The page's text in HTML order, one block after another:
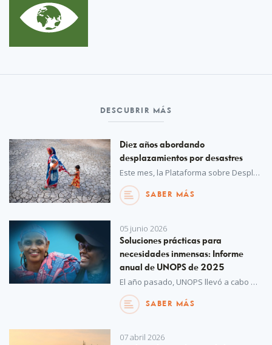
DESCUBRIR MÁS
Diez años abordando
desplazamientos por desastres
Este mes, la Plataforma sobre Desplazamiento por Desastres celebra oficialmente su décimo aniversario de trabajo en favor de la cooperación internacional para proteger a las personas desplazadas por desastres y el cambio climático. Desde sus inicios hasta su rol actual como alianza mundial, la misión de la plataforma es más importante que nunca.
SABER MÁS
05 junio 2026
Soluciones prácticas para
necesidades inmensas: Informe
anual de UNOPS de 2025
El año pasado, UNOPS llevó a cabo más de 1.100 proyectos, con los que proporcionó soluciones prácticas para hacer frente a las crecientes y urgentes necesidades de comunidades de todo el mundo.
SABER MÁS
07 abril 2026